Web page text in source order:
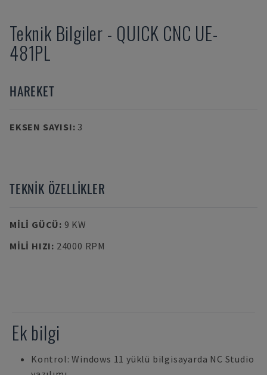
Teknik Bilgiler - QUICK CNC UE-
481PL
HAREKET
EKSEN SAYISI: 3
TEKNIK ÖZELLIKLER
MILI GÜCÜ: 9 KW
MILI HIZI: 24000 RPM
Ek bilgi
Kontrol: Windows 11 yüklü bilgisayarda NC Studio